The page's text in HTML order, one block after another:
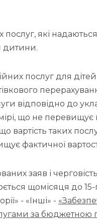
послуг, які
дитини.
послуг для
відповідно до
що не
вартість таких
фактичної
заяв і
щомісяця до
- «Інші» -
за бюджетною